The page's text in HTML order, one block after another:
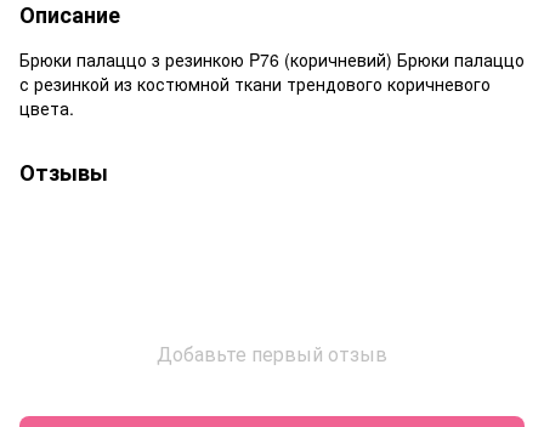
Описание
Брюки палаццо з резинкою P76 (коричневий) Брюки палаццо
с резинкой из костюмной ткани трендового коричневого
цвета.
Отзывы
Добавьте первый отзыв